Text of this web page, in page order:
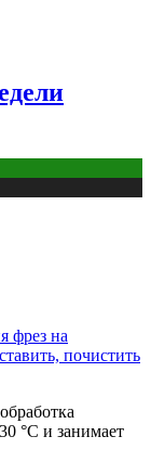
фрез на
почистить
°С и занимает